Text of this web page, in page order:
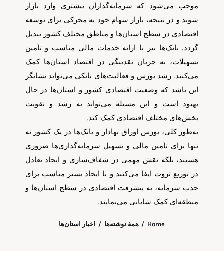
موجب می‌شود که سرمایه‌گذاران بیشتری وارد بازار
شوند و در نتیجه، بازار سهام خود به محرکی برای توسعه
اقتصادی در سطح استان‌ها و مناطق مختلف کشور تبدیل
گردد. بانک‌ها نیز با ارائه خدمات مالی مناسب و تأمین
تسهیلات، به جریان نقدینگی در اقتصاد استان‌ها کمک
می‌کنند. رشد بورس و فعالیت‌های بانکی می‌تواند نشانگر
این باشد که وضعیت اقتصادی کشور و استان‌ها در حال
بهبود است و این مسئله می‌تواند به رشد و تقویت
بخش‌های مختلف اقتصادی کمک کند.
به‌طور کلی، بورس اوراق بهادار و بانک‌ها در یک کشور نه
تنها برای تأمین مالی و تسهیل سرمایه‌گذاری‌ها ضروری
هستند، بلکه نقش مهمی در شفاف‌سازی و ایجاد تعادل
در توزیع ثروت ایفا می‌کنند و با ایجاد بستر مناسب برای
جذب سرمایه، به پیشرفت اقتصادی در سطح استان‌ها و
منطقه‌ای کمک شایانی می‌نمایند.
Home همهٔ نوشته‌ها اخبار استان‌ها